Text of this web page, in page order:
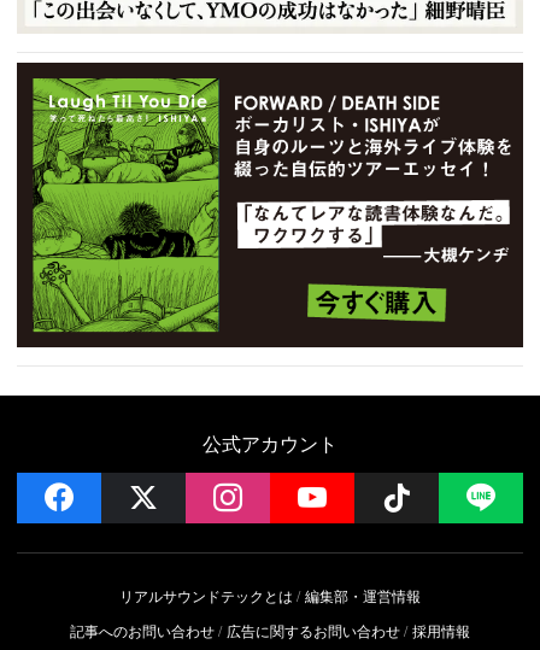
公式アカウント
facebook instagramYouTube Follow
リアルサウンドテックとは
編集部・運営情報
記事へのお問い合わせ
広告に関するお問い合わせ 採用情報